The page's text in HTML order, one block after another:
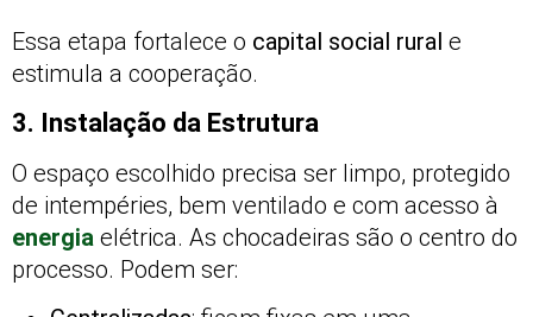
Essa etapa fortalece o capital social rural e
estimula a cooperação.
3. Instalação da Estrutura
O espaço escolhido precisa ser limpo, protegido
de intempéries, bem ventilado e com acesso à
energia elétrica. As chocadeiras são o centro do
processo. Podem ser: